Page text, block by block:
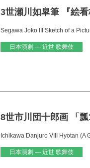
3世瀬川如皐筆 『絵
Segawa Joko III Sketch of a
日本演劇 — 近世 歌舞伎
8世市川団十郎画 「
Ichikawa Danjuro VIII Hyotan (A
日本演劇 — 近世 歌舞伎